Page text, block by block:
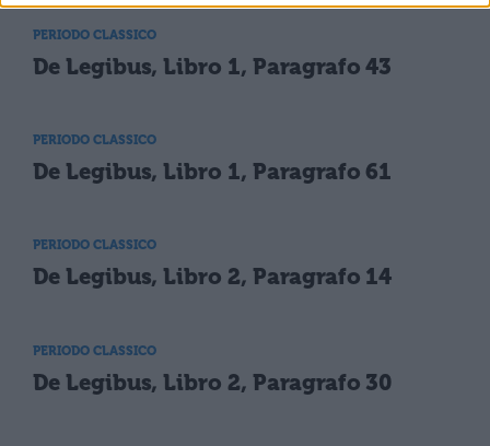
PERIODO CLASSICO
De Legibus, Libro 1, Paragrafo 43
PERIODO CLASSICO
De Legibus, Libro 1, Paragrafo 61
PERIODO CLASSICO
De Legibus, Libro 2, Paragrafo 14
PERIODO CLASSICO
De Legibus, Libro 2, Paragrafo 30